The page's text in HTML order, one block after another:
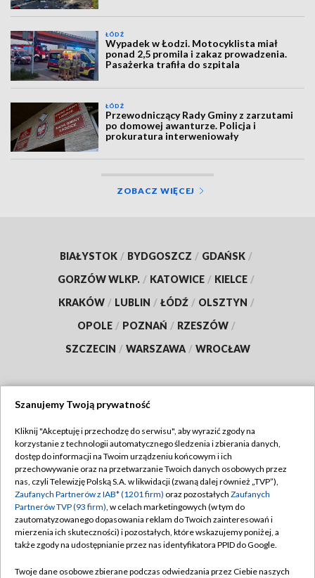
ŁÓDŹ
Wypadek w Łodzi. Motocyklista miał
ponad 2,5 promila i zakaz prowadzenia.
Pasażerka trafiła do szpitala
ŁÓDŹ
Przewodniczący Rady Gminy z zarzutami
po domowej awanturze. Policja i
prokuratura interweniowały
ZOBACZ WIĘCEJ
BIAŁYSTOK / BYDGOSZCZ / GDAŃSK /
GORZÓW WLKP. / KATOWICE / KIELCE /
KRAKÓW / LUBLIN / ŁÓDŹ / OLSZTYN /
OPOLE / POZNAŃ / RZESZÓW /
SZCZECIN / WARSZAWA / WROCŁAW
TVP
Abonament TVP
Emisja w TVP
Centrum informacji TVP
Naziemna Telewizja Cyfrowa
Regulamin TVP
Polityka prywatności
Moje zgody
Pomoc
Szanujemy Twoją prywatność
Kliknij "Akceptuję i przechodzę do serwisu", aby wyrazić zgody na
korzystanie z technologii automatycznego śledzenia i zbierania danych,
dostęp do informacji na Twoim urządzeniu końcowym i ich
przechowywanie oraz na przetwarzanie Twoich danych osobowych przez
nas, czyli Telewizję Polską S.A. w likwidacji (zwaną dalej również „TVP”),
Zaufanych Partnerów z IAB* (1201 firm) oraz pozostałych Zaufanych
Partnerów TVP (93 firm), w celach marketingowych (w tym do
zautomatyzowanego dopasowania reklam do Twoich zainteresowań i
mierzenia ich skuteczności) i pozostałych, które wskazujemy poniżej, a
także zgody na udostępnianie przez nas identyfikatora PPID do Google.
Twoje dane osobowe zbierane podczas odwiedzania przez Ciebie naszych